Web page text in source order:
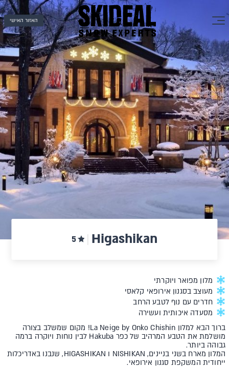
האזור האישי
Higashikan
5
מלון מפואר ויוקרתי
מעוצב בסגנון אירופאי קלאסי
חדרים עם נוף לטבע הרחב
מסעדה איכותית ועשירה
ברוך הבא למלון La Neige by Onko Chishin! מקום שמשלב בצורה
מושלמת את הטבע המרהיב של כפר Hakuba לבין נוחות ויוקרה ברמה
גבוהה ביותר.
המלון מארח בשני בניינים, NISHIKAN ו HIGASHIKAN, שנבנו באדריכלות
ייחודית המשקפת סגנון אירופאי.